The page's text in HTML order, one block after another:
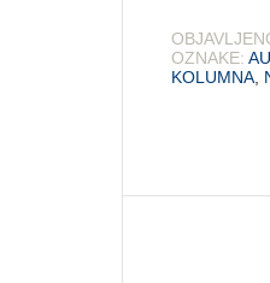
OZNAKE:
KOLUMNA